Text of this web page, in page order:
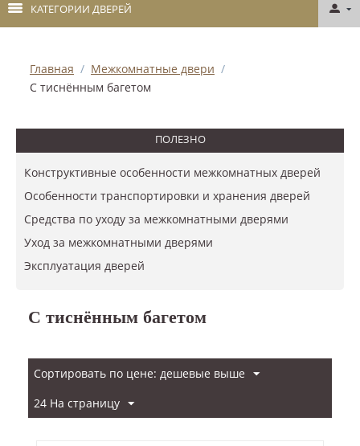
КАТЕГОРИИ ДВЕРЕЙ
Главная / Межкомнатные двери /
С тиснённым багетом
ПОЛЕЗНО
Конструктивные особенности межкомнатных дверей
Особенности транспортировки и хранения дверей
Средства по уходу за межкомнатными дверями
Уход за межкомнатными дверями
​Эксплуатация дверей
С тиснённым багетом
Сортировать по цене: дешевые выше
24 На страницу